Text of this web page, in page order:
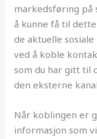
markedsføring på
å kunne få til
de aktuelle
ved å koble
som du har gitt til
den eksterne
Når koblingen er
informasjon som